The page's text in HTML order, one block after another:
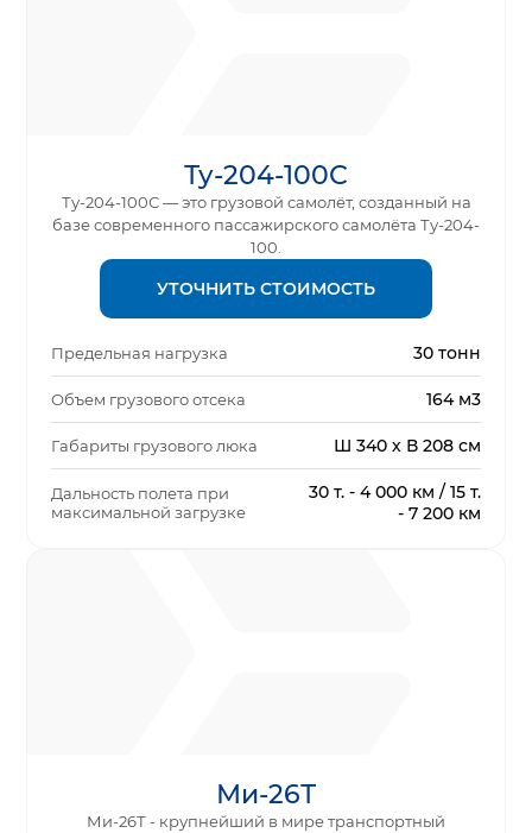
Ту-204-100С
Ту-204-100С — это грузовой самолёт, созданный на
базе современного пассажирского самолёта Ту-204-
100.
УТОЧНИТЬ СТОИМОСТЬ
Предельная нагрузка 30 тонн
Объем грузового отсека 164 м3
Габариты грузового люка Ш 340 х В 208 см
Дальность полета при
максимальной загрузке
30 т. - 4 000 км / 15 т.
- 7 200 км
Ми-26Т
Ми-26Т - крупнейший в мире транспортный